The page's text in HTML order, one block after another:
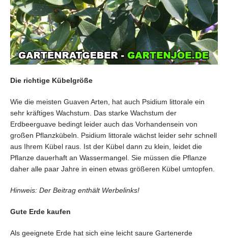
Die richtige Kübelgröße
Wie die meisten Guaven Arten, hat auch Psidium littorale ein
sehr kräftiges Wachstum. Das starke Wachstum der
Erdbeerguave bedingt leider auch das Vorhandensein von
großen Pflanzkübeln. Psidium littorale wächst leider sehr schnell
aus Ihrem Kübel raus. Ist der Kübel dann zu klein, leidet die
Pflanze dauerhaft an Wassermangel. Sie müssen die Pflanze
daher alle paar Jahre in einen etwas größeren Kübel umtopfen.
Hinweis: Der Beitrag enthält Werbelinks!
Gute Erde kaufen
Als geeignete Erde hat sich eine leicht saure Gartenerde